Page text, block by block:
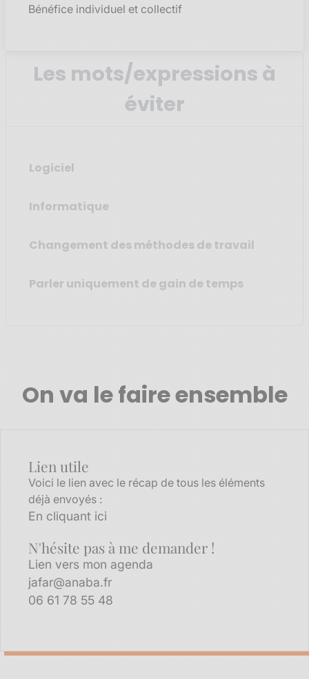
Les mots/expressions à
éviter
Logiciel
Informatique
Changement des méthodes de travail
Parler uniquement de gain de temps
Bénéfice individuel et collectif
On va le faire ensemble
Lien utile
Voici le lien avec le récap de tous les éléments
déjà envoyés :
En cliquant ici
N'hésite pas à me demander !
Lien vers mon agenda
jafar@anaba.fr
06 61 78 55 48